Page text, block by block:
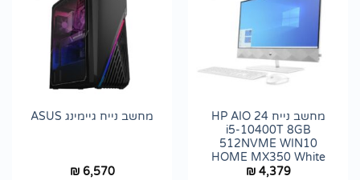
מחשב נייח HP AIO 24
i5-10400T 8GB
512NVME WIN10
HOME MX350 White
₪4,379
מחשב נייח גיימינג ASUS
₪6,570